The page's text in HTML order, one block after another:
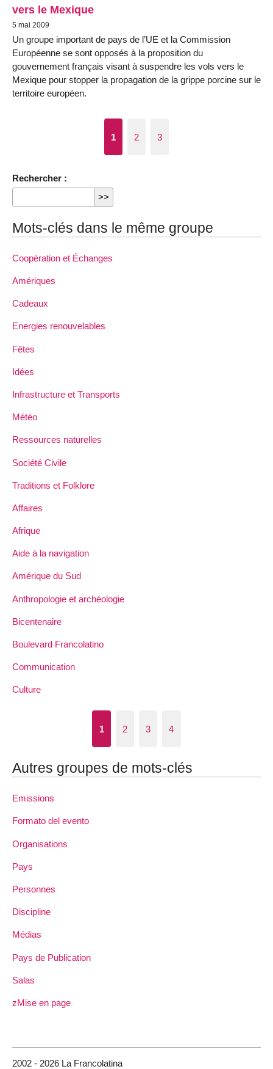
vers le Mexique
5 mai 2009
Un groupe important de pays de l’UE et la Commission
Européenne se sont opposés à la proposition du
gouvernement français visant à suspendre les vols vers le
Mexique pour stopper la propagation de la grippe porcine sur le
territoire européen.
1 2 3
Rechercher :
Mots-clés dans le même groupe
Coopération et Échanges
Amériques
Cadeaux
Energies renouvelables
Fêtes
Idées
Infrastructure et Transports
Météo
Ressources naturelles
Société Civile
Traditions et Folklore
Affaires
Afrique
Aide à la navigation
Amérique du Sud
Anthropologie et archéologie
Bicentenaire
Boulevard Francolatino
Communication
Culture
1 2 3 4
Autres groupes de mots-clés
Emissions
Formato del evento
Organisations
Pays
Personnes
Discipline
Médias
Pays de Publication
Salas
zMise en page
2002 - 2026 La Francolatina